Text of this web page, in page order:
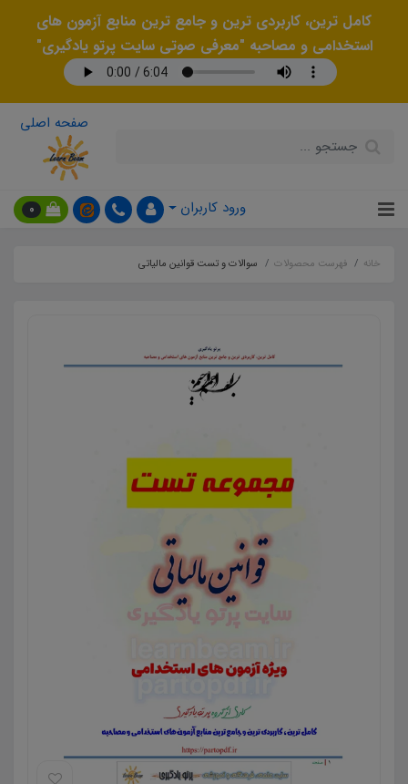
کامل ترین، کاربردی ترین و جامع ترین منابع آزمون های
استخدامی و مصاحبه "معرفی صوتی سایت پرتو یادگیری"
صفحه اصلی
ورود کاربران 0
خانه فهرست محصولات سوالات و تست قوانین مالیاتی